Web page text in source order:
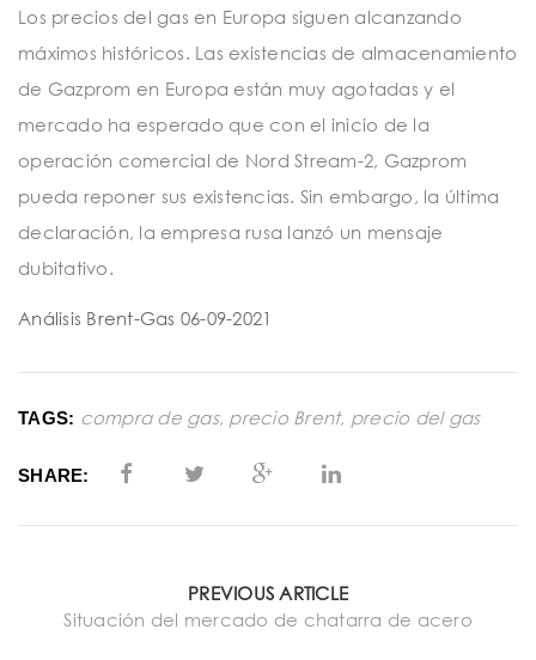
i
Los precios del gas en Europa siguen alcanzando
máximos históricos. Las existencias de almacenamiento
de Gazprom en Europa están muy agotadas y el
mercado ha esperado que con el inicio de la
operación comercial de Nord Stream-2, Gazprom
pueda reponer sus existencias. Sin embargo, la última
declaración, la empresa rusa lanzó un mensaje
dubitativo.
Análisis Brent-Gas 06-09-2021
TAGS: compra de gas, precio Brent, precio del gas
SHARE:
PREVIOUS ARTICLE
Situación del mercado de chatarra de acero